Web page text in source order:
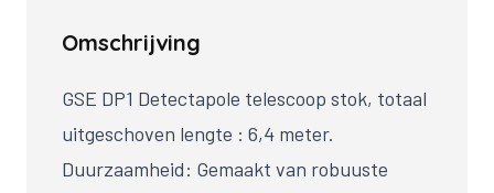
Omschrijving
GSE DP1 Detectapole telescoop stok, totaal
uitgeschoven lengte : 6,4 meter.
Duurzaamheid: Gemaakt van robuuste